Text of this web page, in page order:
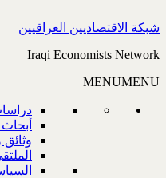
شبكة الاقتصاديين العراقيين
Iraqi Economists Network
MENUMENU
وثائق